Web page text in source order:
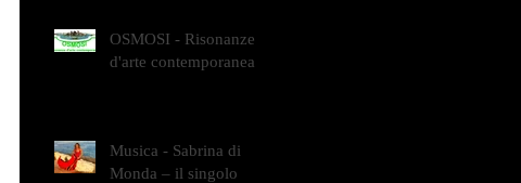
OSMOSI - Risonanze
d'arte contemporanea
Musica - Sabrina di
Monda – il singolo